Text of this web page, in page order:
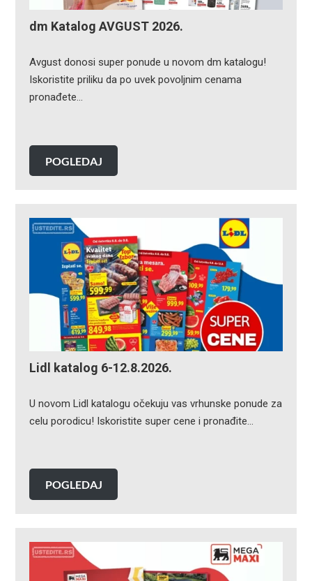
dm Katalog AVGUST 2026.
Avgust donosi super ponude u novom dm katalogu!
Iskoristite priliku da po uvek povoljnim cenama
pronađete…
POGLEDAJ
Lidl katalog 6-12.8.2026.
U novom Lidl katalogu očekuju vas vrhunske ponude za
celu porodicu! Iskoristite super cene i pronađite…
POGLEDAJ